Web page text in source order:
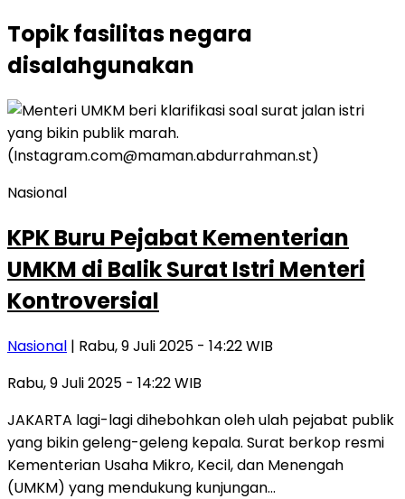
Topikfasilitas negara
disalahgunakan
Nasional
KPK Buru Pejabat Kementerian
UMKM di Balik Surat Istri Menteri
Kontroversial
Nasional | Rabu, 9 Juli 2025 - 14:22 WIB
Rabu, 9 Juli 2025 - 14:22 WIB
JAKARTA lagi-lagi dihebohkan oleh ulah pejabat publik
yang bikin geleng-geleng kepala. Surat berkop resmi
Kementerian Usaha Mikro, Kecil, dan Menengah
(UMKM) yang mendukung kunjungan…